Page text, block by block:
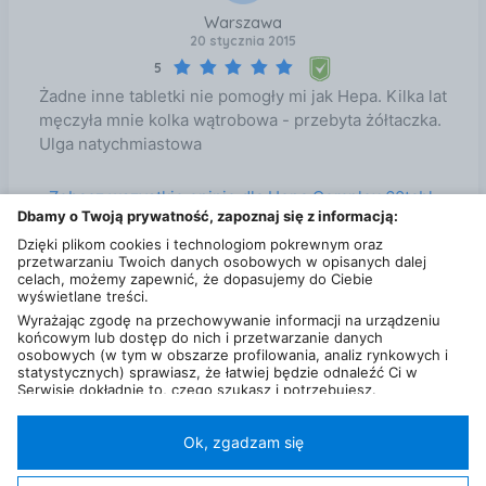
wpływają w sposób naturalny na regenerację
Warszawa
20 stycznia 2015
5
Żadne inne tabletki nie pomogły mi jak Hepa. Kilka lat
męczyła mnie kolka wątrobowa - przebyta żółtaczka.
Ulga natychmiastowa
Zobacz wszystkie opinie dla Hepa Complex 60tabl.
na Ceneo
Kategorie
Miasta Sklepy FAQ Regulamin
Dbamy o Twoją prywatność, zapoznaj się z informacją:
Dzięki plikom cookies i technologiom pokrewnym oraz
przetwarzaniu Twoich danych osobowych w opisanych dalej
celach, możemy zapewnić, że dopasujemy do Ciebie
wyświetlane treści.
Wyrażając zgodę na przechowywanie informacji na urządzeniu
końcowym lub dostęp do nich i przetwarzanie danych
osobowych (w tym w obszarze profilowania, analiz rynkowych i
statystycznych) sprawiasz, że łatwiej będzie odnaleźć Ci w
Serwisie dokładnie to, czego szukasz i potrzebujesz.
internetowy, dane przeglądania)nasi partnerzy (129 partnerów)
Ok, zgadzam się